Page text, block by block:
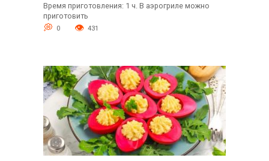
Время приготовления: 1 ч. В аэрогриле можно
приготовить
0 431